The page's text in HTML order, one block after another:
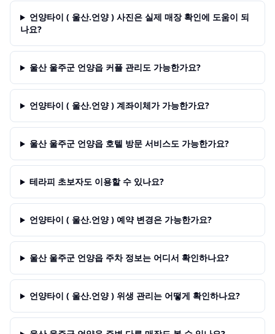
언양타이 ( 울산.언양 ) 사진은 실제 매장 확인에 도움이 되
나요?
울산 울주군 언양읍 커플 관리도 가능한가요?
언양타이 ( 울산.언양 ) 계좌이체가 가능한가요?
울산 울주군 언양읍 호텔 방문 서비스도 가능한가요?
테라피 초보자도 이용할 수 있나요?
언양타이 ( 울산.언양 ) 예약 변경은 가능한가요?
울산 울주군 언양읍 주차 정보는 어디서 확인하나요?
언양타이 ( 울산.언양 ) 위생 관리는 어떻게 확인하나요?